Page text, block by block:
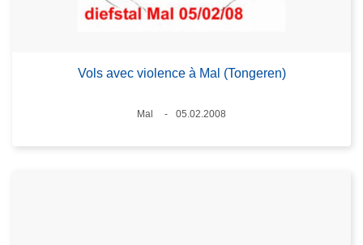
Vols avec violence à Mal (Tongeren)
Lieux
Mal
05.02.2008